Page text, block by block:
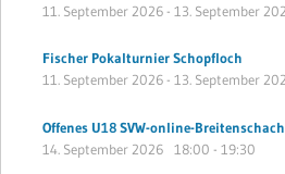
11. September 2026- 13. September
Fischer Pokalturnier Schopfloch
11. September 2026- 13. September
Offenes U18 SVW-online-
14. September 2026 18:00 - 19:30